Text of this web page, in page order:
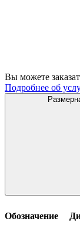
Вы можете
Подробнее об
Обозначение